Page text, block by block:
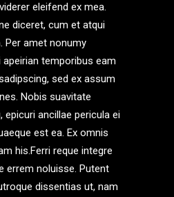
eleifend ex mea.
diceret, cum et atqui
Per amet nonumy
apeirian temporibus eam
sed ex assum
Nobis suavitate
epicuri ancillae pericula ei
est ea. Ex omnis
his.Ferri reque integre
errem noluisse. Putent
dissentias ut, nam